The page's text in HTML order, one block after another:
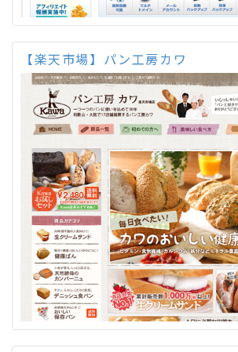
【楽天市場】パン工房カワ